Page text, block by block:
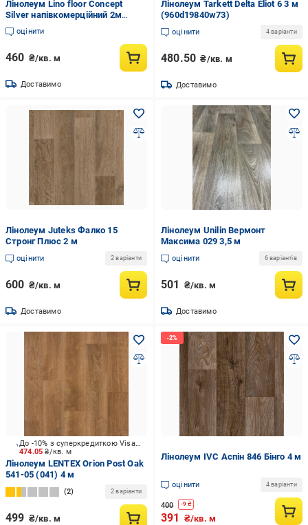
Лінолеум Lino floor Concept
Silver напівкомерційний 2м
Світло-Сірий крихта (Concept
Silver)
оцінити
460 ₴/кв. м
Доставимо
Лінолеум Tarkett Delta Eliot 6 3 м
(960d19840w73)
оцінити 4 варіанти
480.50 ₴/кв. м
Доставимо
Лінолеум Juteks Фалко 15
Стронг Плюс 2 м
оцінити 2 варіанти
600 ₴/кв. м
Доставимо
Лінолеум Unilin Вермонт
Максима 029 3,5 м
оцінити 6 варіантів
501 ₴/кв. м
Доставимо
474.05₴/кв. м
До -10% з суперкредиткою Visa Вигода
Лінолеум LENTEX Orion Post Oak
541-05 (041) 4 м
2 2 варіанти
499 ₴/кв. м
Лінолеум IVC Аспін 846 Бінго 4 м
оцінити 4 варіанти
400 -9₴
391 ₴/кв. м